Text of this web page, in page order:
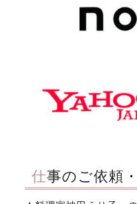
仕事のご依頼